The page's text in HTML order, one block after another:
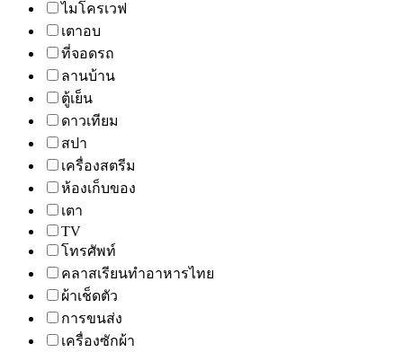
ไมโครเวฟ
เตาอบ
ที่จอดรถ
ลานบ้าน
ตู้เย็น
ดาวเทียม
สปา
เครื่องสตรีม
ห้องเก็บของ
เตา
TV
โทรศัพท์
คลาสเรียนทำอาหารไทย
ผ้าเช็ดตัว
การขนส่ง
เครื่องซักผ้า